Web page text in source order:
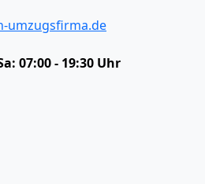
umzugsfirma.de
07:00 - 19:30 Uhr